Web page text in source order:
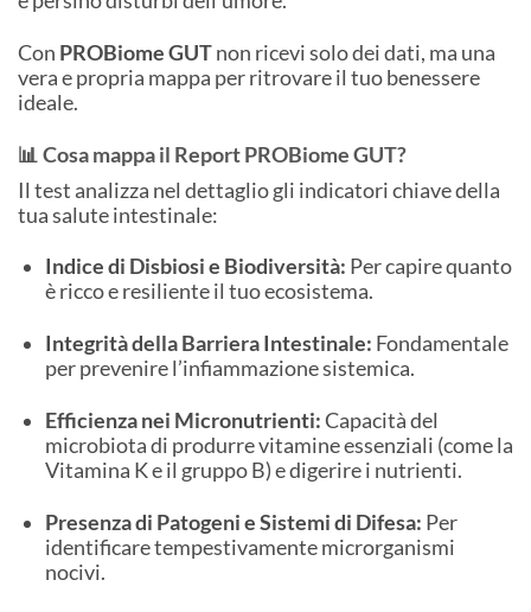
Con PROBiome GUTnon ricevi solo dei dati, ma una
vera e propria mappa per ritrovare il tuo benessere
ideale.
📊 Cosa mappa il Report PROBiome GUT?
Il test analizza nel dettaglio gli indicatori chiave della
tua salute intestinale:
Indice di Disbiosi e Biodiversità: Per capire quanto
è ricco e resiliente il tuo ecosistema.
Integrità della Barriera Intestinale: Fondamentale
per prevenire l’infiammazione sistemica.
Efficienza nei Micronutrienti:Capacità del
microbiota di produrre vitamine essenziali (come la
Vitamina K e il gruppo B) e digerire i nutrienti.
Presenza di Patogeni e Sistemi di Difesa: Per
identificare tempestivamente microrganismi
nocivi.